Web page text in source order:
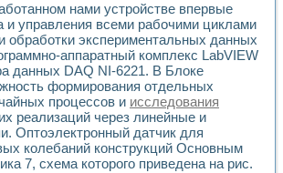
нами устройстве впервые
и управления всеми рабочими циклами
обработки экспериментальных данных
аппаратный комплекс LabVIEW
данных DAQ NI-6221. В Блоке
формирования отдельных
процессов и исследования
реализаций через линейные и
Оптоэлектронный датчик для
колебаний конструкций Основным
7, схема которого приведена на рис.